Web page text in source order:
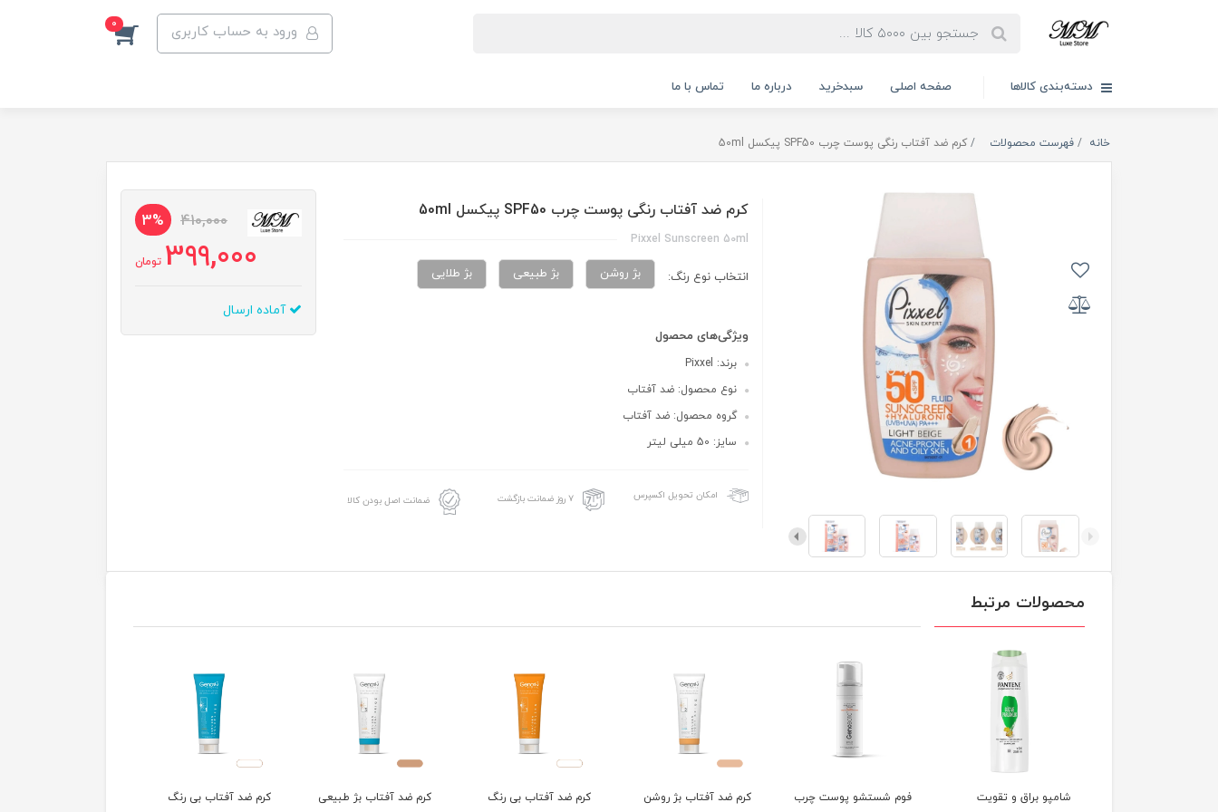
ورود به حساب کاربری 0
دسته‌بندی کالاها صفحه اصلی سبدخرید درباره ما تماس با ما
خانه فهرست محصولات کرم ضد آفتاب رنگی پوست چرب SPF50 پیکسل 50ml
کرم ضد آفتاب رنگی پوست چرب SPF50 پیکسل 50ml
Pixxel Sunscreen 50ml
انتخاب نوع رنگ: بژ روشن بژ طبیعی بژ طلایی
ویژگی‌های محصول
برند: Pixxel
نوع محصول: ضد آفتاب
گروه محصول: ضد آفتاب
سایز: 50 میلی لیتر
امکان تحویل اکسپرس ۷ روز ضمانت بازگشت ضمانت اصل بودن کالا
410,000
3%
399,000 تومان
آماده ارسال
محصولات مرتبط
شامپو براق و تقویت
فوم شستشو پوست چرب
کرم ضد آفتاب بژ روشن
کرم ضد آفتاب بی رنگ
کرم ضد آفتاب بژ طبیعی
کرم ضد آفتاب بی رنگ